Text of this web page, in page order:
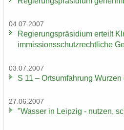
04.07.2007
Re­gie­rungs­prä­si­di­um er­teilt
im­mis­si­ons­schutz­recht­li­che
03.07.2007
S 11 – Orts­um­fah­rung
27.06.2007
"Was­ser in Leip­zig - nut­zen,